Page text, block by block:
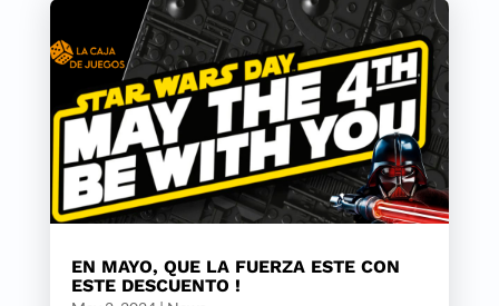
EN MAYO, QUE LA FUERZA ESTE CON
ESTE DESCUENTO !